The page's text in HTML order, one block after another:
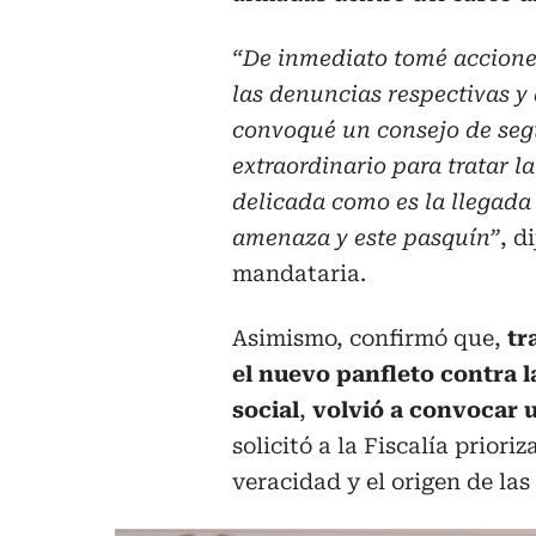
“De inmediato tomé
las denuncias respectivas y
convoqué un consejo de
extraordinario para tratar
delicada como es la llegada
amenaza y este pasquín”,
mandataria.
Asimismo, confirmó que,
el nuevo panfleto contra
social, volvió a convocar
solicitó a la Fiscalía
veracidad y el origen de las